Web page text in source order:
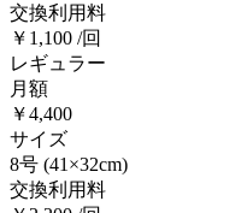
交換利用料
￥1,100 /回
レギュラー
月額
￥4,400
サイズ
8号 (41×32cm)
交換利用料